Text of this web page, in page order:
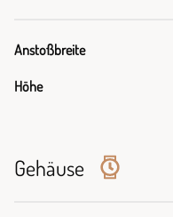
Anstoßbreite
Höhe
Gehäuse